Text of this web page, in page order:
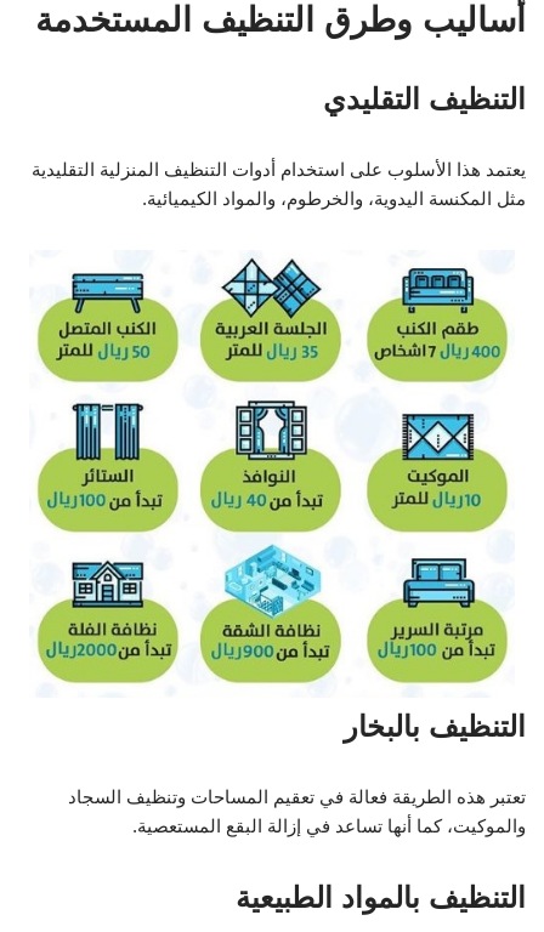
أساليب وطرق التنظيف المستخدمة
التنظيف التقليدي
يعتمد هذا الأسلوب على استخدام أدوات التنظيف المنزلية التقليدية
مثل المكنسة اليدوية، والخرطوم، والمواد الكيميائية.
التنظيف بالبخار
تعتبر هذه الطريقة فعالة في تعقيم المساحات وتنظيف السجاد
والموكيت، كما أنها تساعد في إزالة البقع المستعصية.
التنظيف بالمواد الطبيعية